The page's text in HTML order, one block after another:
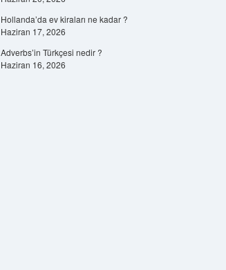
Hollanda’da ev kiraları ne kadar ?
Haziran 17, 2026
Adverbs’in Türkçesi nedir ?
Haziran 16, 2026